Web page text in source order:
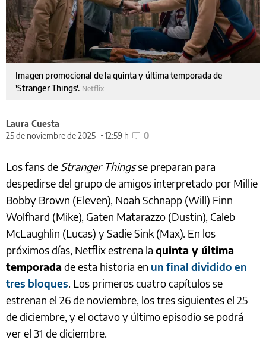
Imagen promocional de la quinta y última temporada de
'Stranger Things'. Netflix
Laura Cuesta
25 de noviembre de 2025
12:59 h 0
Los fans de Stranger Thingsse preparan para
despedirse del grupo de amigos interpretado por Millie
Bobby Brown (Eleven), Noah Schnapp (Will) Finn
Wolfhard (Mike), Gaten Matarazzo (Dustin), Caleb
McLaughlin (Lucas) y Sadie Sink (Max). En los
próximos días, Netflix estrena la quinta y última
temporada de esta historia en un final dividido en
tres bloques. Los primeros cuatro capítulos se
estrenan el 26 de noviembre, los tres siguientes el 25
de diciembre, y el octavo y último episodio se podrá
ver el 31 de diciembre.